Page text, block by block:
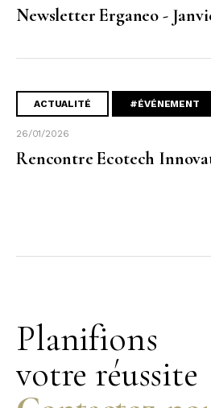
Newsletter Erganeo -
ACTUALITÉ #ÉVÉNEMENT
26/01/2026
Rencontre Ecotech
Planifions
votre réussite